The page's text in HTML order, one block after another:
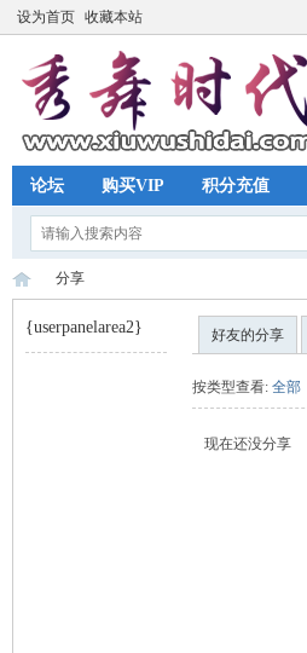
设为首页 收藏本站
论坛 购买VIP 积分充值
分享
{userpanelarea2} 好友的分享
按类型查看: 全部
现在还没分享